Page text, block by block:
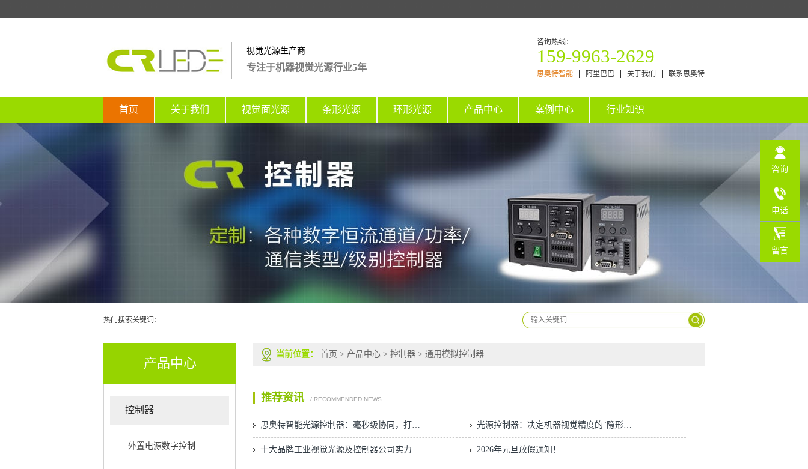
视觉光源生产商
专注于机器视觉光源行业5年
咨询热线：
159-9963-2629
思奥特智能 阿里巴巴 关于我们 联系思奥特
首页 关于我们 视觉面光源 条形光源 环形光源 产品中心 案例中心 行业知识
热门搜索关键词：
当前位置： 首页 > 产品中心 > 控制器 > 通用模拟控制器
推荐资讯 / RECOMMENDED NEWS
思奥特智能光源控制器：毫秒级协同，打通视觉系统"神经链路" 光源控制器：决定机器视觉精度的"隐形主角"，思奥特智能科技用11年积淀重新定义行业标准
十大品牌工业视觉光源及控制器公司实力解析 2026年元旦放假通知！
产品中心
控制器
外置电源数字控制
咨询
电话
159-
9963-
留言